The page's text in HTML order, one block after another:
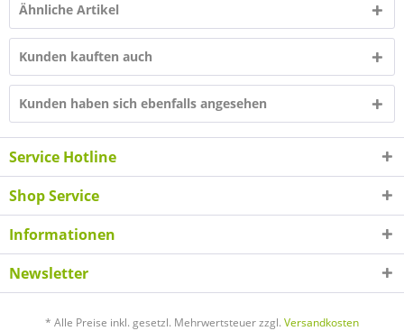
Ähnliche Artikel
Kunden kauften auch
Kunden haben sich ebenfalls angesehen
Service Hotline
Shop Service
Informationen
Newsletter
* Alle Preise inkl. gesetzl. Mehrwertsteuer zzgl. Versandkosten